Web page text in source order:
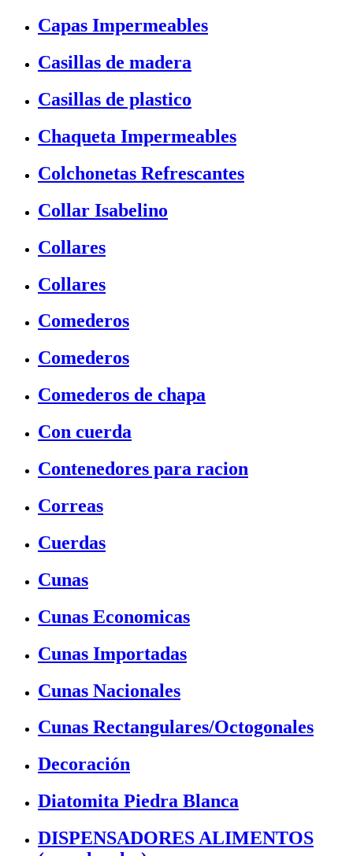
Capas Impermeables
Casillas de madera
Casillas de plastico
Chaqueta Impermeables
Colchonetas Refrescantes
Collar Isabelino
Collares
Collares
Comederos
Comederos
Comederos de chapa
Con cuerda
Contenedores para racion
Correas
Cuerdas
Cunas
Cunas Economicas
Cunas Importadas
Cunas Nacionales
Cunas Rectangulares/Octogonales
Decoración
Diatomita Piedra Blanca
DISPENSADORES ALIMENTOS